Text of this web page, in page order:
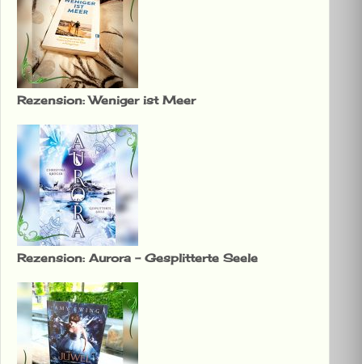
Rezension: Weniger ist Meer
Rezension: Aurora – Gesplitterte Seele